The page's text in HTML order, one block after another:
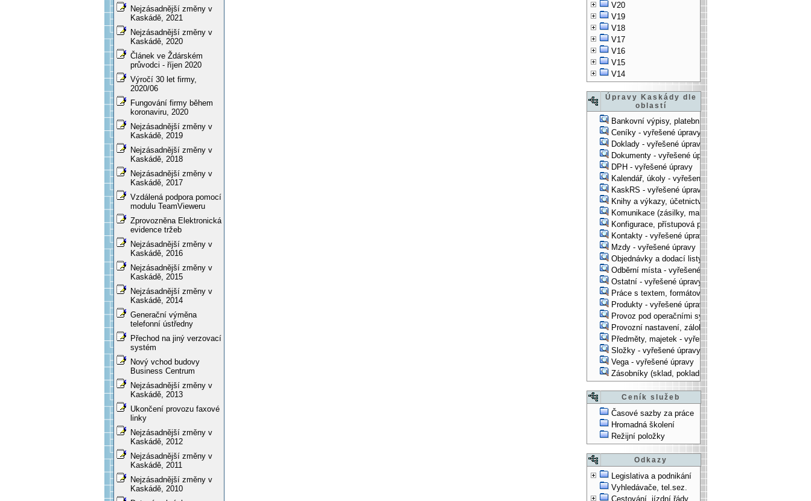
Nejzásadnější změny v
Kaskádě, 2021
Nejzásadnější změny v
Kaskádě, 2020
Článek ve Ždárském
průvodci - říjen 2020
Výročí 30 let firmy,
2020/06
Fungování firmy během
koronaviru, 2020
Nejzásadnější změny v
Kaskádě, 2019
Nejzásadnější změny v
Kaskádě, 2018
Nejzásadnější změny v
Kaskádě, 2017
Vzdálená podpora pomocí
modulu TeamVieweru
Zprovozněna Elektronická
evidence tržeb
Nejzásadnější změny v
Kaskádě, 2016
Nejzásadnější změny v
Kaskádě, 2015
Nejzásadnější změny v
Kaskádě, 2014
Generační výměna
telefonní ústředny
Přechod na jiný verzovací
systém
Nový vchod budovy
Business Centrum
Nejzásadnější změny v
Kaskádě, 2013
Ukončení provozu faxové
linky
Nejzásadnější změny v
Kaskádě, 2012
Nejzásadnější změny v
Kaskádě, 2011
Nejzásadnější změny v
Kaskádě, 2010
V20
V19
V18
V17
V16
V15
V14
Úpravy Kaskády dle
oblastí
Bankovní výpisy, platební příkazy - vyřešené úpravy
Ceníky - vyřešené úpravy
Doklady - vyřešené úpravy
Dokumenty - vyřešené úpravy
DPH - vyřešené úpravy
Kalendář, úkoly - vyřešené úpravy
KaskRS - vyřešené úpravy
Knihy a výkazy, účetnictví - vyřešené úpravy
Komunikace (zásilky, mail-systém, ...) - vyřešené úpravy
Konfigurace, přístupová práva, ... - vyřešené úpravy
Kontakty - vyřešené úpravy
Mzdy - vyřešené úpravy
Objednávky a dodací listy - vyřešené úpravy
Odběrní místa - vyřešené úpravy
Ostatní - vyřešené úpravy
Práce s textem, formátování, ... - vyřešené úpravy
Produkty - vyřešené úpravy
Provoz pod operačními systémy, technologické věci -
Provozní nastavení, zálohování, instalace, ... -
Předměty, majetek - vyřešené úpravy
Složky - vyřešené úpravy
Vega - vyřešené úpravy
Zásobníky (sklad, pokladna, bank. účet) - vyřešené
Ceník služeb
Časové sazby za práce
Hromadná školení
Režijní položky
Odkazy
Legislativa a podnikání
Vyhledávače, tel.sez.
Cestování, jízdní řády